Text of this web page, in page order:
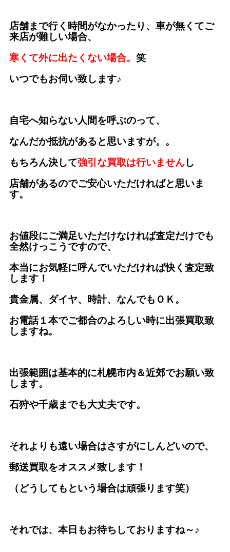
店舗まで行く時間がなかったり、車が無くてご
来店が難しい場合、
寒くて外に出たくない場合。笑
いつでもお伺い致します♪
自宅へ知らない人間を呼ぶのって、
なんだか抵抗があると思いますが。。
もちろん決して強引な買取は行いませんし
店舗があるのでご安心いただければと思いま
す。
お値段にご満足いただけなければ査定だけでも
全然けっこうですので、
本当にお気軽に呼んでいただければ快く査定致
します！
貴金属、ダイヤ、時計、なんでもＯＫ。
お電話１本でご都合のよろしい時に出張買取致
しますね。
出張範囲は基本的に札幌市内＆近郊でお願い致
します。
石狩や千歳までも大丈夫です。
それよりも遠い場合はさすがにしんどいので、
郵送買取をオススメ致します！
（どうしてもという場合は頑張ります笑）
それでは、本日もお待ちしておりますね～♪